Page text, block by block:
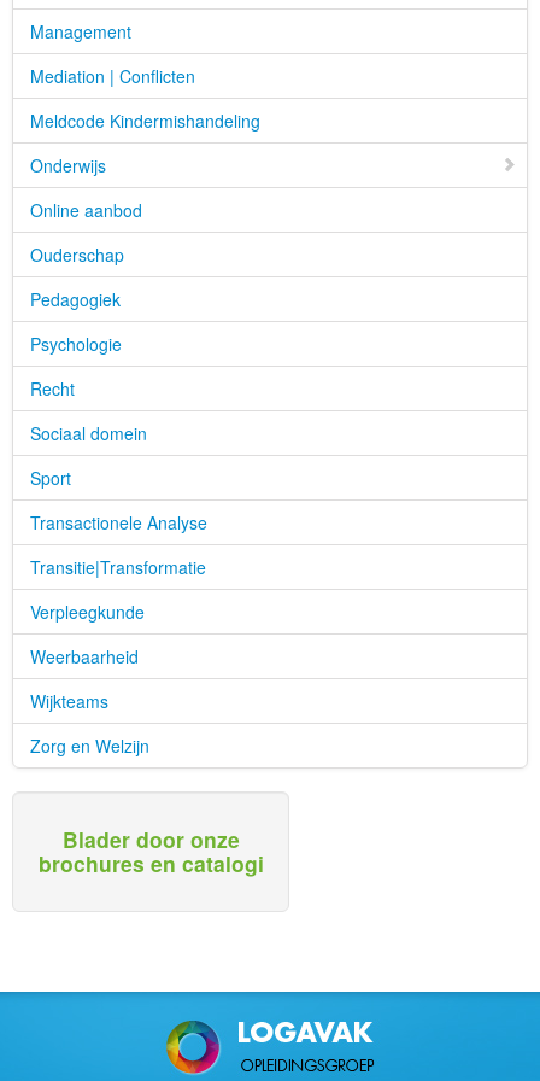
Management
Mediation | Conflicten
Meldcode Kindermishandeling
Onderwijs
Online aanbod
Ouderschap
Pedagogiek
Psychologie
Recht
Sociaal domein
Sport
Transactionele Analyse
Transitie|Transformatie
Verpleegkunde
Weerbaarheid
Wijkteams
Zorg en Welzijn
Blader door onze
brochures en catalogi